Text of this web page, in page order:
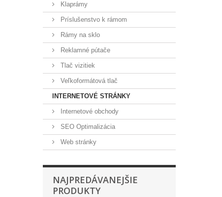
Klaprámy
Príslušenstvo k rámom
Rámy na sklo
Reklamné pútače
Tlač vizitiek
Veľkoformátová tlač
INTERNETOVÉ STRÁNKY
Internetové obchody
SEO Optimalizácia
Web stránky
NAJPREDÁVANEJŠIE
PRODUKTY